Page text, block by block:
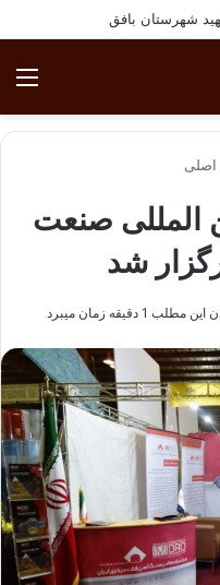
اصلی
المللی صنعت
شد
مطلب 1 دقیقه زمان میبرد